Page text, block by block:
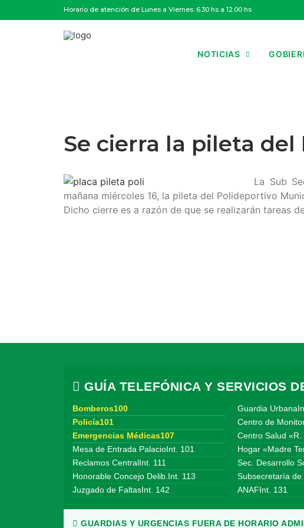
Horario de atención de Lunes a Viernes: 6.30 hs a 12.00 hs
NOTICIAS
Se cierra la pileta
La Sub
mañana miércoles 16, la pileta del Polideportivo
Dicho cierre es a razón de que se realizarán tareas
GUÍA TELEFÓNICA Y SERVICIOS
Bomberos100
Policía101
Emergencias Médicas107
Mesa de Entrada PalacioInt. 101
Reclamos CentralInt. 111
Honorable Concejo Delib.Int. 113
Juzgado de FaltasInt. 142
Guardia
Centro de
Centro Salud
Hogar «Madre
Sec. Desarrollo
Subsecretaría
ANAFInt. 131
GUARDIAS Y URGENCIAS FUERA DE HORARIO